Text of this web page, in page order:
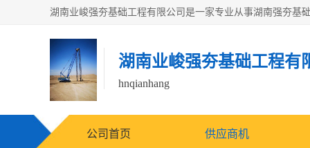
湖南业峻强夯基础工程有
hnqianhang
公司首页 供应商机